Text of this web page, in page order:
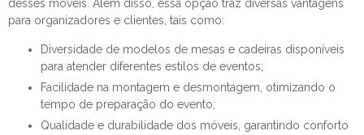
desses móveis. Além disso, essa opção traz diversas vantagens
para organizadores e clientes, tais como:
Diversidade de modelos de mesas e cadeiras disponíveis
para atender diferentes estilos de eventos;
Facilidade na montagem e desmontagem, otimizando o
tempo de preparação do evento;
Qualidade e durabilidade dos móveis, garantindo conforto